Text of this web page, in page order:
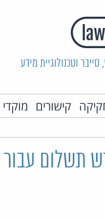
וטכנולוגיית מידע
קישורים
תשלום